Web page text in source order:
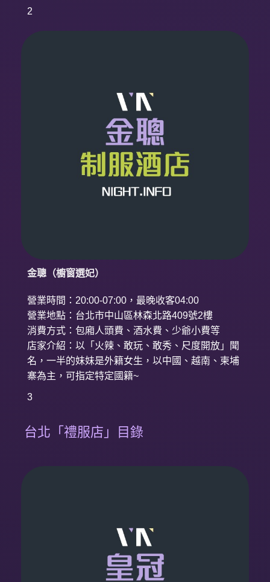
2
金聰（櫥窗選妃）
營業時間：20:00-07:00，最晚收客04:00
營業地點：台北市中山區林森北路409號2樓
消費方式：包廂人頭費、酒水費、少爺小費等
店家介紹：以「火辣、敢玩、敢秀、尺度開放」聞
名，一半的妹妹是外籍女生，以中國、越南、柬埔
寨為主，可指定特定國籍~
3
台北「禮服店」目錄